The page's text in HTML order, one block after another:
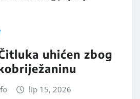
uhićen zbog
lip 15, 2026